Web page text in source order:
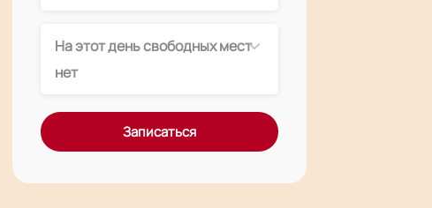
На этот день свободных мест
нет
Записаться